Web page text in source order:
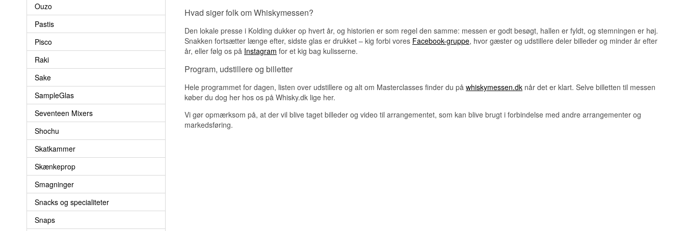
Ouzo
Pastis
Pisco
Raki
Sake
SampleGlas
Seventeen Mixers
Shochu
Skatkammer
Skænkeprop
Smagninger
Snacks og specialiteter
Snaps
Hvad siger folk om Whiskymessen?
Den lokale presse i Kolding dukker op hvert år, og historien er som regel den samme: messen er godt besøgt, hallen er fyldt, og stemningen er høj.
Snakken fortsætter længe efter, sidste glas er drukket – kig forbi vores Facebook-gruppe, hvor gæster og udstillere deler billeder og minder år efter
år, eller følg os på Instagram for et kig bag kulisserne.
Program, udstillere og billetter
Hele programmet for dagen, listen over udstillere og alt om Masterclasses finder du på whiskymessen.dk når det er klart. Selve billetten til messen
køber du dog her hos os på Whisky.dk lige her.
Vi gør opmærksom på, at der vil blive taget billeder og video til arrangementet, som kan blive brugt i forbindelse med andre arrangementer og
markedsføring.